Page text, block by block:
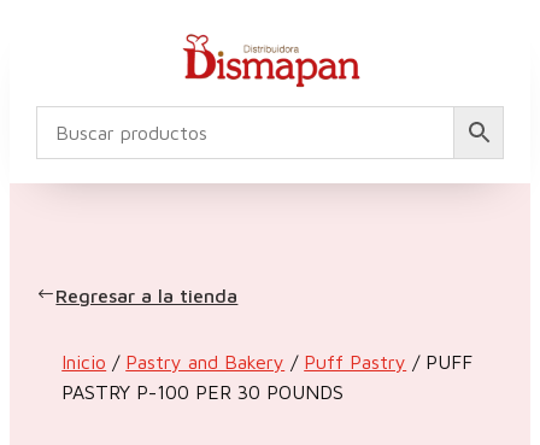
Regresar a la tienda
Inicio / Pastry and Bakery / Puff Pastry / PUFF
PASTRY P-100 PER 30 POUNDS